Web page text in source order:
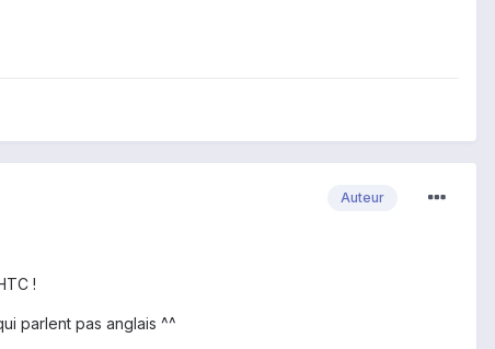
Auteur
!
parlent pas anglais ^^